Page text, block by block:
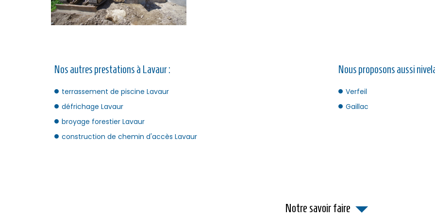
Nos autres prestations à Lavaur :
terrassement de piscine Lavaur
défrichage Lavaur
broyage forestier Lavaur
construction de chemin d'accès Lavaur
Nous proposons aussi
Verfeil
Gaillac
Notre savoir faire